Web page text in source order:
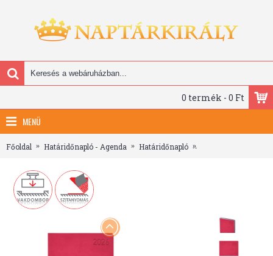
0 termék - 0 Ft
MENÜ
Főoldal Határidőnapló - Agenda Határidőnapló